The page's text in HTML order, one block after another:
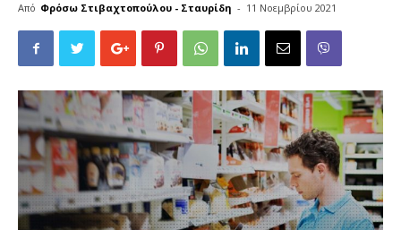
Από Φρόσω Στιβαχτοπούλου - Σταυρίδη - 11 Νοεμβρίου 2021